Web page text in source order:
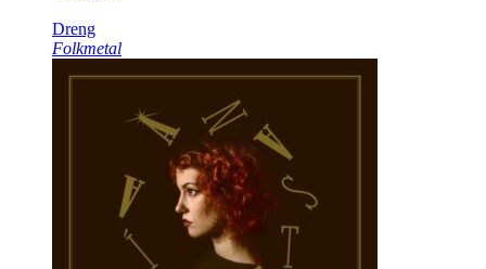
Dreng
Folkmetal